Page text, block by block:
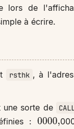
lors de
à écrire.
rsthk , à
une sorte de
:0000,